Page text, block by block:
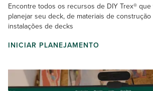
Encontre todos os recursos de DIY Trex®
planejar seu deck, de materiais de
instalações de decks
INICIAR PLANEJAMENTO